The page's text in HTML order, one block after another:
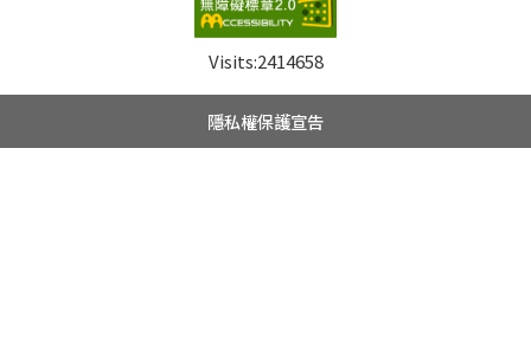
Visits:2414658
隱私權保護宣告